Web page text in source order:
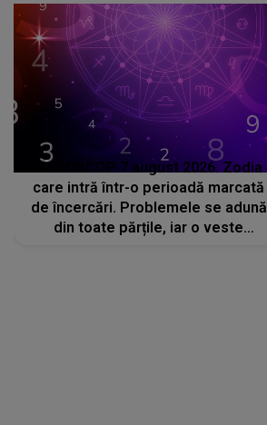
HOROSCOP 7 august 2026. Zodia
care intră într-o perioadă marcată
de încercări. Problemele se adună
din toate părțile, iar o veste